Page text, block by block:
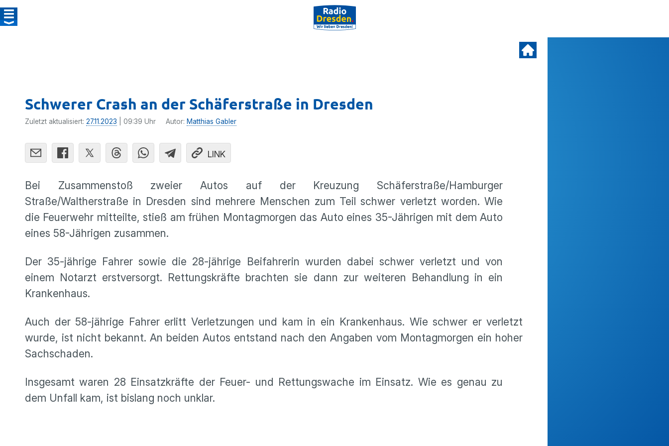
Schwerer Crash an der Schäferstraße in Dresden
Zuletzt aktualisiert: 27.11.2023 | 09:39 Uhr Autor: Matthias Gabler
LINK
Bei Zusammenstoß zweier Autos auf der Kreuzung Schäferstraße/Hamburger
Straße/Waltherstraße in Dresden sind mehrere Menschen zum Teil schwer verletzt worden. Wie
die Feuerwehr mitteilte, stieß am frühen Montagmorgen das Auto eines 35-Jährigen mit dem Auto
eines 58-Jährigen zusammen.
Der 35-jährige Fahrer sowie die 28-jährige Beifahrerin wurden dabei schwer verletzt und von
einem Notarzt erstversorgt. Rettungskräfte brachten sie dann zur weiteren Behandlung in ein
Krankenhaus.
Auch der 58-jährige Fahrer erlitt Verletzungen und kam in ein Krankenhaus. Wie schwer er verletzt
wurde, ist nicht bekannt. An beiden Autos entstand nach den Angaben vom Montagmorgen ein hoher
Sachschaden.
Insgesamt waren 28 Einsatzkräfte der Feuer- und Rettungswache im Einsatz. Wie es genau zu
dem Unfall kam, ist bislang noch unklar.